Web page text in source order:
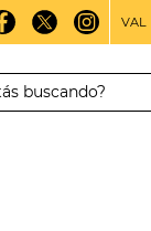
VAL